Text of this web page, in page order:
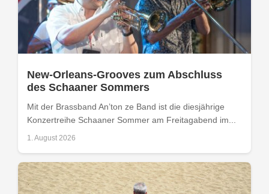
New-Orleans-Grooves zum Abschluss
des Schaaner Sommers
Mit der Brassband An’ton ze Band ist die diesjährige
Konzertreihe Schaaner Sommer am Freitagabend im...
1. August 2026